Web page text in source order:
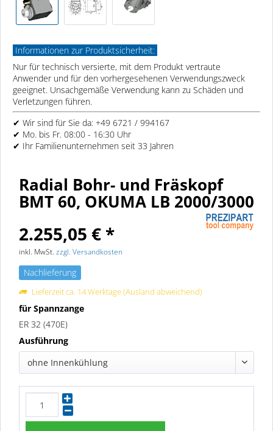
Informationen zur Produktsicherheit:
Nur für technisch versierte, mit dem Produkt vertraute
Anwender und für den vorhergesehenen Verwendungszweck
geeignet. Unsachgemäße Verwendung kann zu Schäden und
Verletzungen führen.
✔ Wir sind für Sie da: +49 6721 / 994167
✔ Mo. bis Fr. 08:00 - 16:30 Uhr
✔ Ihr Familienunternehmen seit 33 Jahren
Radial Bohr- und Fräskopf
BMT 60, OKUMA LB 2000/3000
2.255,05 € *
inkl. MwSt. zzgl. Versandkosten
Nachlieferung
Lieferzeit ca. 14 Werktage (Ausland abweichend)
für Spannzange
ER 32 (470E)
Ausführung
ohne Innenkühlung